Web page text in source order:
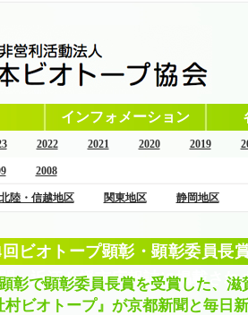
インフォメーション
2022 2021 2020 2019
2008
北陸・信越地区 関東地区 静岡地区
回ビオトープ顕彰・顕彰委員
、近江八幡市広報誌に掲載され
彰で顕彰委員長賞を受賞した、
村ビオトープ』が京都新聞と毎日